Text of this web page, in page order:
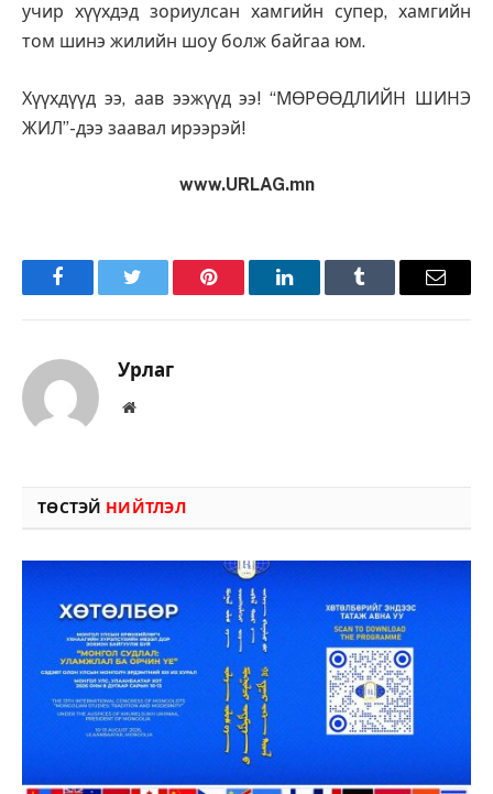
учир хүүхдэд зориулсан хамгийн супер, хамгийн
том шинэ жилийн шоу болж байгаа юм.
Хүүхдүүд ээ, аав ээжүүд ээ! “МӨРӨӨДЛИЙН ШИНЭ
ЖИЛ”-дээ заавал ирээрэй!
www.URLAG.mn
FacebookTwitter Pinterest LinkedInTumblr Имэйл
Урлаг
Вэбсайт
ТӨСТЭЙ НИЙТЛЭЛ